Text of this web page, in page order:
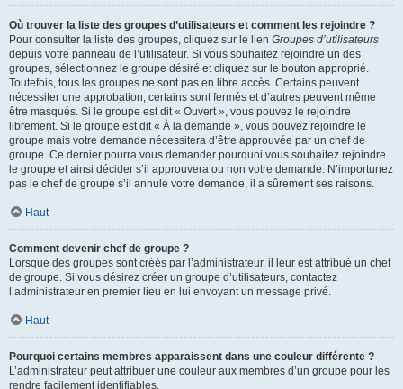
Où trouver la liste des groupes d’utilisateurs et comment les rejoindre ?
Pour consulter la liste des groupes, cliquez sur le lien Groupes d’utilisateurs
depuis votre panneau de l’utilisateur. Si vous souhaitez rejoindre un des
groupes, sélectionnez le groupe désiré et cliquez sur le bouton approprié.
Toutefois, tous les groupes ne sont pas en libre accès. Certains peuvent
nécessiter une approbation, certains sont fermés et d’autres peuvent même
être masqués. Si le groupe est dit « Ouvert », vous pouvez le rejoindre
librement. Si le groupe est dit « À la demande », vous pouvez rejoindre le
groupe mais votre demande nécessitera d’être approuvée par un chef de
groupe. Ce dernier pourra vous demander pourquoi vous souhaitez rejoindre
le groupe et ainsi décider s’il approuvera ou non votre demande. N’importunez
pas le chef de groupe s’il annule votre demande, il a sûrement ses raisons.
Haut
Comment devenir chef de groupe ?
Lorsque des groupes sont créés par l’administrateur, il leur est attribué un chef
de groupe. Si vous désirez créer un groupe d’utilisateurs, contactez
l’administrateur en premier lieu en lui envoyant un message privé.
Haut
Pourquoi certains membres apparaissent dans une couleur différente ?
L’administrateur peut attribuer une couleur aux membres d’un groupe pour les
rendre facilement identifiables.